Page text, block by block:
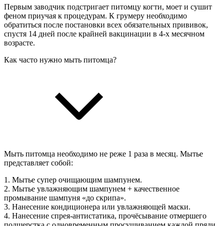
Первым заводчик подстригает питомцу когти, моет и сушит
феном приучая к процедурам. К грумеру необходимо
обратиться после постановки всех обязательных прививок,
спустя 14 дней после крайней вакцинации в 4‑х месячном
возрасте.
Как часто нужно мыть питомца?
Мыть питомца необходимо не реже 1 раза в месяц. Мытье
представляет собой:
1. Мытье супер очищающим шампунем.
2. Мытье увлажняющим шампунем + качественное
промывание шампуня «до скрипа».
3. Нанесение кондиционера или увлажняющей маски.
4. Нанесение спрея-антистатика, прочёсывание отмершего